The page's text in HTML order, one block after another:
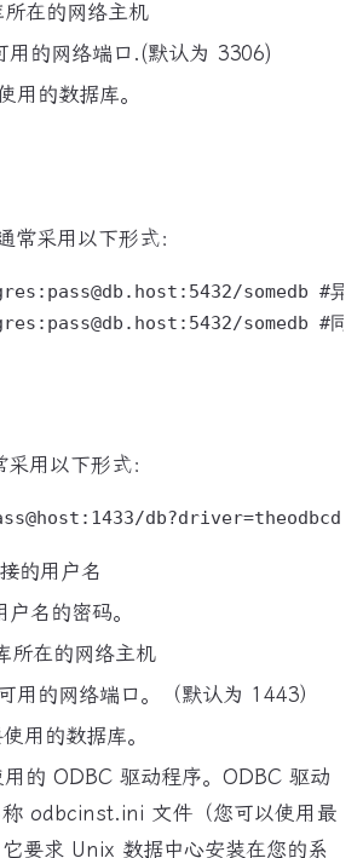
在的网络主机
用的网络端口.(默认为 3306)
用的数据库。
采用以下形式：
somedb #异
用以下形式：
的用户名
名的密码。
所在的网络主机
用的网络端口。（默认为 1443）
用的数据库。
的 ODBC 驱动程序。ODBC 驱动
odbcinst.ini 文件（您可以使用最
要求 Unix 数据中心安装在您的系